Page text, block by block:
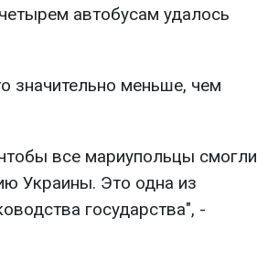
автобусам удалось
значительно меньше, чем
все мариупольцы смогли
Украины. Это одна из
государства", -